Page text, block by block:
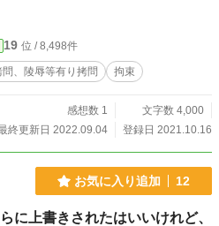
19 位 / 8,498件
問、陵辱等有り拷問 拘束
感想数 1
文字数 4,000
終更新日 2022.09.04
登録日 2021.10.16
お気に入り追加 12
に上書きされたはいいけれど、